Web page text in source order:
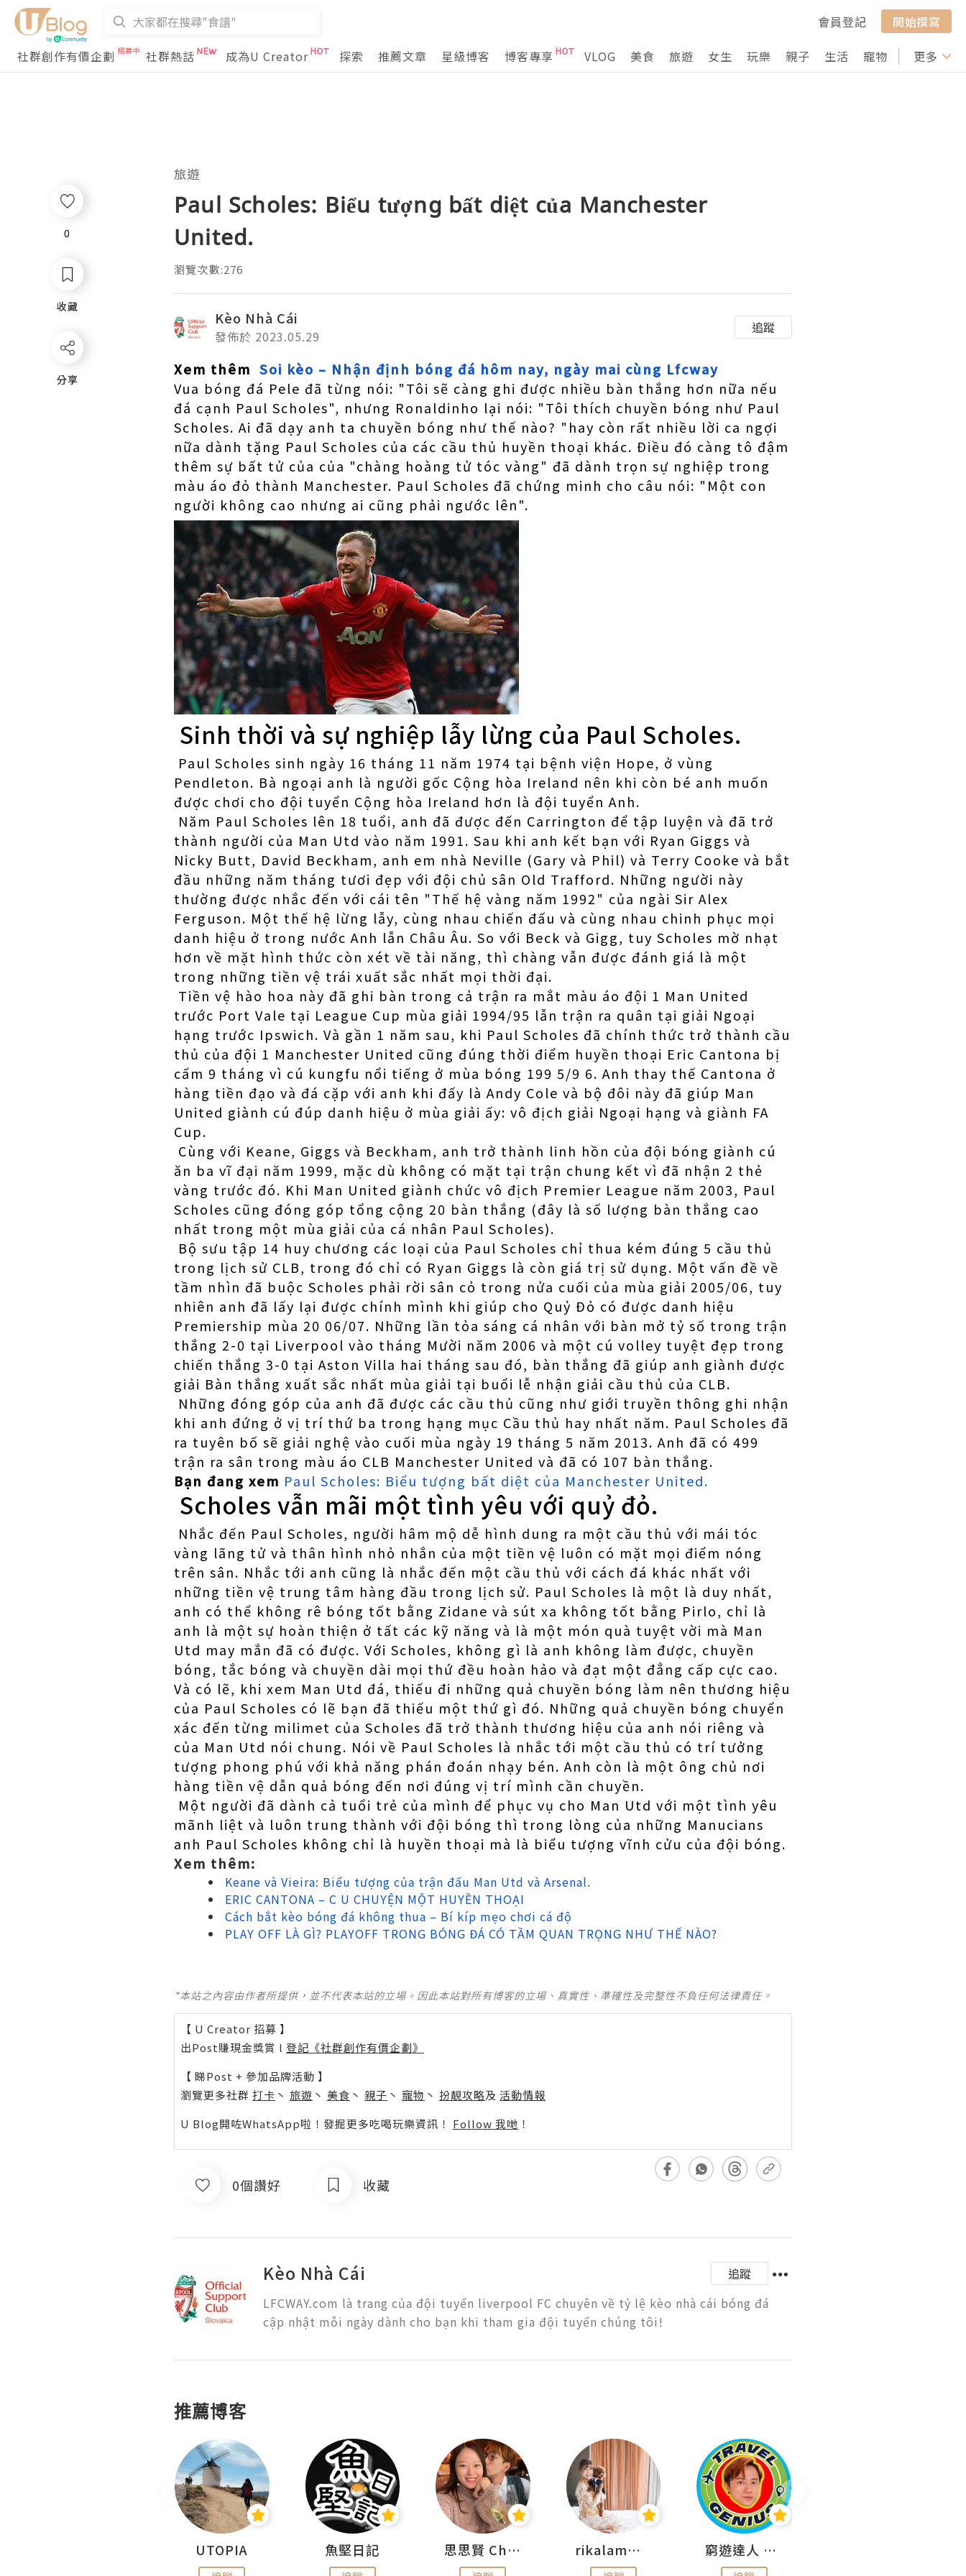
會員登記
開始撰寫
社群創作有價企劃
社群熱話 成為U Creator 探索 推薦文章 星級博客 博客專享 VLOG 美食 旅遊 女生 玩樂 親子 生活 寵物 行山 打卡
更多
0
收藏
分享
旅遊
Paul Scholes: Biểu tượng bất diệt của Manchester
United.
瀏覽次數:276
Kèo Nhà Cái
發佈於 2023.05.29
追蹤
Xem thêm Soi kèo – Nhận định bóng đá hôm nay, ngày mai cùng Lfcway
Vua bóng đá Pele đã từng nói: "Tôi sẽ càng ghi được nhiều bàn thắng hơn nữa nếu
đá cạnh Paul Scholes", nhưng Ronaldinho lại nói: "Tôi thích chuyền bóng như Paul
Scholes. Ai đã dạy anh ta chuyền bóng như thế nào? "hay còn rất nhiều lời ca ngợi
nữa dành tặng Paul Scholes của các cầu thủ huyền thoại khác. Điều đó càng tô đậm
thêm sự bất tử của của "chàng hoàng tử tóc vàng" đã dành trọn sự nghiệp trong
màu áo đỏ thành Manchester. Paul Scholes đã chứng minh cho câu nói: "Một con
người không cao nhưng ai cũng phải ngước lên".
Sinh thời và sự nghiệp lẫy lừng của Paul Scholes.
Paul Scholes sinh ngày 16 tháng 11 năm 1974 tại bệnh viện Hope, ở vùng
Pendleton. Bà ngoại anh là người gốc Cộng hòa Ireland nên khi còn bé anh muốn
được chơi cho đội tuyển Cộng hòa Ireland hơn là đội tuyển Anh.
Năm Paul Scholes lên 18 tuổi, anh đã được đến Carrington để tập luyện và đã trở
thành người của Man Utd vào năm 1991. Sau khi anh kết bạn với Ryan Giggs và
Nicky Butt, David Beckham, anh em nhà Neville (Gary và Phil) và Terry Cooke và bắt
đầu những năm tháng tươi đẹp với đội chủ sân Old Trafford. Những người này
thường được nhắc đến với cái tên "Thế hệ vàng năm 1992" của ngài Sir Alex
Ferguson. Một thế hệ lừng lẫy, cùng nhau chiến đấu và cùng nhau chinh phục mọi
danh hiệu ở trong nước Anh lẫn Châu Âu. So với Beck và Gigg, tuy Scholes mờ nhạt
hơn về mặt hình thức còn xét về tài năng, thì chàng vẫn được đánh giá là một
trong những tiền vệ trái xuất sắc nhất mọi thời đại.
Tiền vệ hào hoa này đã ghi bàn trong cả trận ra mắt màu áo đội 1 Man United
trước Port Vale tại League Cup mùa giải 1994/95 lẫn trận ra quân tại giải Ngoại
hạng trước Ipswich. Và gần 1 năm sau, khi Paul Scholes đã chính thức trở thành cầu
thủ của đội 1 Manchester United cũng đúng thời điểm huyền thoại Eric Cantona bị
cấm 9 tháng vì cú kungfu nổi tiếng ở mùa bóng 199 5/9 6. Anh thay thế Cantona ở
hàng tiền đạo và đá cặp với anh khi đấy là Andy Cole và bộ đôi này đã giúp Man
United giành cú đúp danh hiệu ở mùa giải ấy: vô địch giải Ngoại hạng và giành FA
Cup.
Cùng với Keane, Giggs và Beckham, anh trở thành linh hồn của đội bóng giành cú
ăn ba vĩ đại năm 1999, mặc dù không có mặt tại trận chung kết vì đã nhận 2 thẻ
vàng trước đó. Khi Man United giành chức vô địch Premier League năm 2003, Paul
Scholes cũng đóng góp tổng cộng 20 bàn thắng (đây là số lượng bàn thắng cao
nhất trong một mùa giải của cá nhân Paul Scholes).
Bộ sưu tập 14 huy chương các loại của Paul Scholes chỉ thua kém đúng 5 cầu thủ
trong lịch sử CLB, trong đó chỉ có Ryan Giggs là còn giá trị sử dụng. Một vấn đề về
tầm nhìn đã buộc Scholes phải rời sân cỏ trong nửa cuối của mùa giải 2005/06, tuy
nhiên anh đã lấy lại được chính mình khi giúp cho Quỷ Đỏ có được danh hiệu
Premiership mùa 20 06/07. Những lần tỏa sáng cá nhân với bàn mở tỷ số trong trận
thắng 2-0 tại Liverpool vào tháng Mười năm 2006 và một cú volley tuyệt đẹp trong
chiến thắng 3-0 tại Aston Villa hai tháng sau đó, bàn thắng đã giúp anh giành được
giải Bàn thắng xuất sắc nhất mùa giải tại buổi lễ nhận giải cầu thủ của CLB.
Những đóng góp của anh đã được các cầu thủ cũng như giới truyền thông ghi nhận
khi anh đứng ở vị trí thứ ba trong hạng mục Cầu thủ hay nhất năm. Paul Scholes đã
ra tuyên bố sẽ giải nghệ vào cuối mùa ngày 19 tháng 5 năm 2013. Anh đã có 499
trận ra sân trong màu áo CLB Manchester United và đã có 107 bàn thắng.
Bạn đang xem Paul Scholes: Biểu tượng bất diệt của Manchester United.
Scholes vẫn mãi một tình yêu với quỷ đỏ.
Nhắc đến Paul Scholes, người hâm mộ dễ hình dung ra một cầu thủ với mái tóc
vàng lãng tử và thân hình nhỏ nhắn của một tiền vệ luôn có mặt mọi điểm nóng
trên sân. Nhắc tới anh cũng là nhắc đến một cầu thủ với cách đá khác nhất với
những tiền vệ trung tâm hàng đầu trong lịch sử. Paul Scholes là một là duy nhất,
anh có thể không rê bóng tốt bằng Zidane và sút xa không tốt bằng Pirlo, chỉ là
anh là một sự hoàn thiện ở tất các kỹ năng và là một món quà tuyệt vời mà Man
Utd may mắn đã có được. Với Scholes, không gì là anh không làm được, chuyền
bóng, tắc bóng và chuyền dài mọi thứ đều hoàn hảo và đạt một đẳng cấp cực cao.
Và có lẽ, khi xem Man Utd đá, thiếu đi những quả chuyền bóng làm nên thương hiệu
của Paul Scholes có lẽ bạn đã thiếu một thứ gì đó. Những quả chuyền bóng chuyển
xác đến từng milimet của Scholes đã trở thành thương hiệu của anh nói riêng và
của Man Utd nói chung. Nói về Paul Scholes là nhắc tới một cầu thủ có trí tưởng
tượng phong phú với khả năng phán đoán nhạy bén. Anh còn là một ông chủ nơi
hàng tiền vệ dẫn quả bóng đến nơi đúng vị trí mình cần chuyền.
Một người đã dành cả tuổi trẻ của mình để phục vụ cho Man Utd với một tình yêu
mãnh liệt và luôn trung thành với đội bóng thì trong lòng của những Manucians
anh Paul Scholes không chỉ là huyền thoại mà là biểu tượng vĩnh cửu của đội bóng.
Xem thêm:
Keane và Vieira: Biểu tượng của trận đấu Man Utd và Arsenal.
ERIC CANTONA – C U CHUYỆN MỘT HUYỀN THOẠI
Cách bắt kèo bóng đá không thua – Bí kíp mẹo chơi cá độ
PLAY OFF LÀ GÌ? PLAYOFF TRONG BÓNG ĐÁ CÓ TẦM QUAN TRỌNG NHƯ THẾ NÀO?
*本站之內容由作者所提供，並不代表本站的立場。因此本站對所有博客的立場、真實性、準確性及完整性不負任何法律責任。
【 U Creator 招募 】
出Post賺現金獎賞 l 登記《社群創作有價企劃》
【 睇Post + 參加品牌活動 】
瀏覽更多社群 打卡 丶 旅遊 丶 美食 丶 親子 丶 寵物 丶 扮靚攻略及 活動情報
U Blog開咗WhatsApp啦！發掘更多吃喝玩樂資訊！ Follow 我哋 ！
0個讚好 收藏
Kèo Nhà Cái
追蹤
LFCWAY.com là trang của đội tuyển liverpool FC chuyên về tỷ lệ kèo nhà cái bóng đá
cập nhật mỗi ngày dành cho bạn khi tham gia đội tuyển chúng tôi!
推薦博客
UTOPIA 魚堅日記 思思賢 ChillMyBabe rikalammm 窮遊達人 Mr.TravelGenius
0
收藏
分享